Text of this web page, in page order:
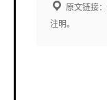
原文链接：
注明。